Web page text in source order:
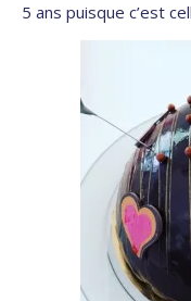
5 ans puisque c’est